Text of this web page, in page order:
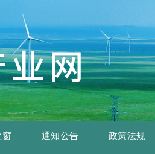
窗 通知公告 政策法规